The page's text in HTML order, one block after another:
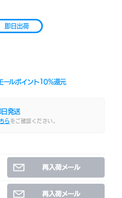
即日出荷
ールポイント 10%還元
発送
ら をご確認ください。